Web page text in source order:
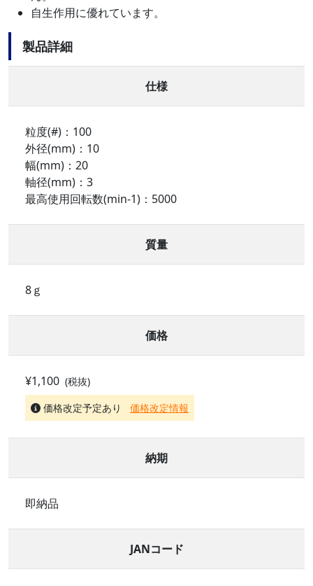
自生作用に優れています。
製品詳細
仕様
粒度(#)：100
外径(mm)：10
幅(mm)：20
軸径(mm)：3
最高使用回転数(min-1)：5000
質量
8ｇ
価格
¥1,100 (税抜)
価格改定予定あり
価格改定情報
納期
即納品
JANコード